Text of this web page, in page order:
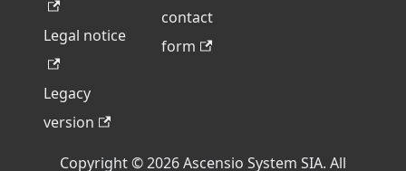
Legal notice
Legacy
version
contact
form
Copyright © 2026 Ascensio System SIA. All